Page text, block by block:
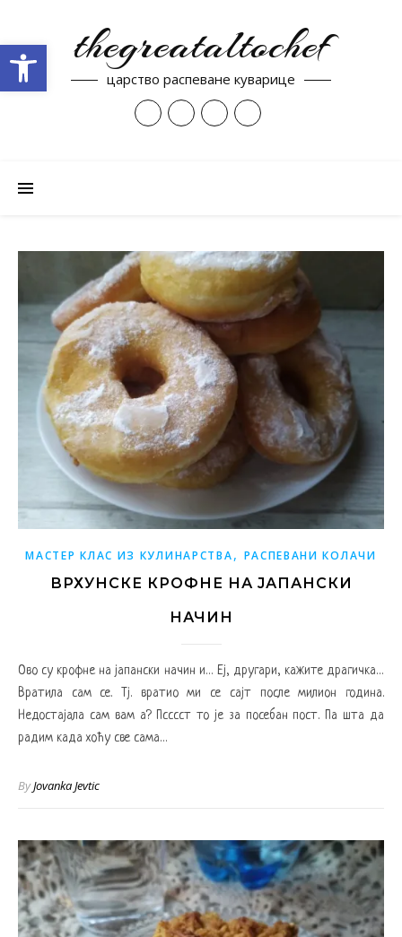
thegreataltochef
царство распеване куварице
МАСТЕР КЛАС ИЗ КУЛИНАРСТВА, РАСПЕВАНИ КОЛАЧИ
ВРХУНСКЕ КРОФНЕ НА ЈАПАНСКИ
НАЧИН
Ово су крофне на јапански начин и… Еј, другари, кажите драгичка…
Вратила сам се. Тј. вратио ми се сајт после милион година.
Недостајала сам вам а? Псссст то је за посебан пост. Па шта да
радим када хоћу све сама…
ByJovanka Jevtic
Open toolbar